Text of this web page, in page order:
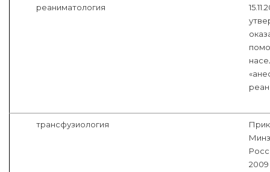
реаниматология
трансфузиология